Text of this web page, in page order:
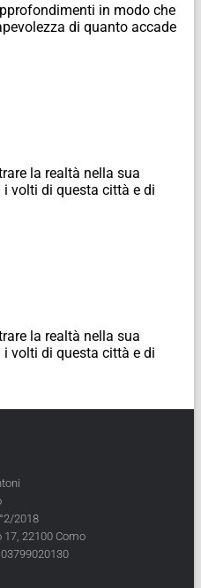
in modo che
di quanto accade
la realtà nella sua
i volti di questa città e di
la realtà nella sua
i volti di questa città e di
2018
17, 22100 Como